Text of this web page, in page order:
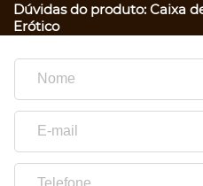
Dúvidas do produto: Caixa
Erótico